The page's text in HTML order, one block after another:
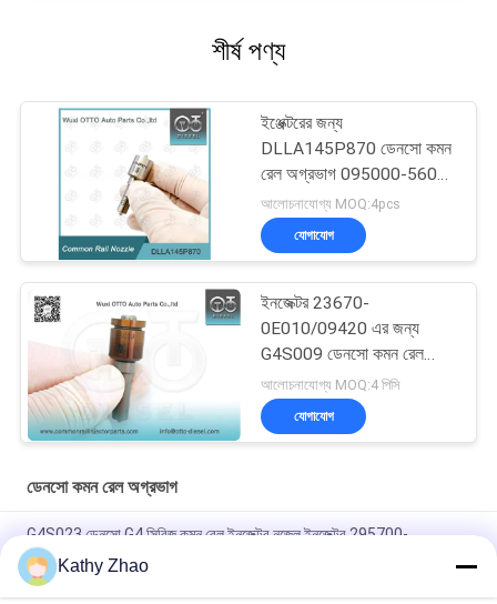
শীর্ষ পণ্য
ইঞ্জেক্টরের জন্য
DLLA145P870 ডেনসো কমন
রেল অগ্রভাগ 095000-560#
1465A041
আলোচনাযোগ্য MOQ:4pcs
যোগাযোগ
ইনজেক্টর 23670-
0E010/09420 এর জন্য
G4S009 ডেনসো কমন রেল
অগ্রভাগ
আলোচনাযোগ্য MOQ:4 পিসি
যোগাযোগ
ডেনসো কমন রেল অগ্রভাগ
G4S023 ডেনসো G4 সিরিজ কমন রেল ইনজেক্টর নজেল ইনজেক্টর 295700-
0176/12698552/12678992/12696966 এর জন্য
ডেন্সো ইনজেক্টরের জন্য কমন রেল ডিজেল ফুয়েল ইনজেক্টর G4S025 নজেল
Kathy Zhao